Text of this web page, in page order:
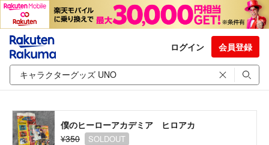
ログイン 会員登録
僕のヒーローアカデミア ヒロアカ
¥350
SOLDOUT